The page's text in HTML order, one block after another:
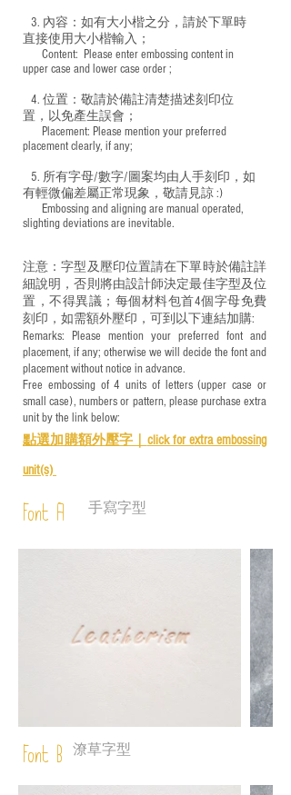
3. 內容：如有大小楷之分，請於下單時
直接使用大小楷輸入；
​ Content: Please enter embossing content in
upper case and lower case order ;
4. 位置：敬請於備註清楚描述刻印位
置，以免產生誤會；
​ Placement: Please mention your preferred
placement clearly, if any;
5. 所有字母/數字/圖案均由人手刻印，如
有輕微偏差屬正常現象，敬請見諒 :)
​ Embossing and aligning are manual operated,
slighting deviations are inevitable.
注意：字型及壓印位置請在下單時於備註詳
細說明，否則將由設計師決定最佳字型及位
置，不得異議；每個材料包首4個字母免費
刻印，如需額外壓印，可到以下連結加購:
Remarks: Please mention your preferred font and
placement, if any; otherwise we will decide the font and
placement without notice in advance.
Free embossing of 4 units of letters (upper case or
small case), numbers or pattern, please purchase extra
unit by the link below:
點選加購額外壓字｜ click for extra embossing
unit(s)
Font A 手寫字型
Font B 潦草字型